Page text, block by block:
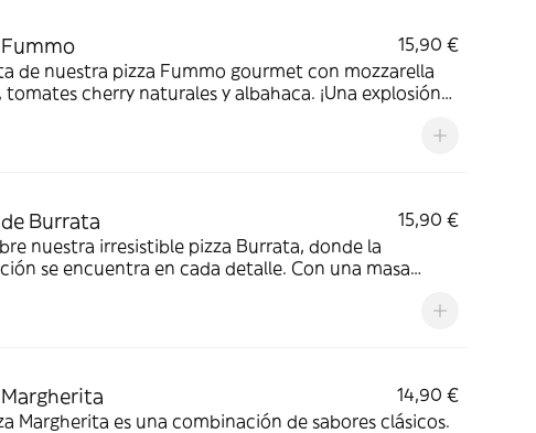
y salinidad equilibrada. Y para realzar aún más su
acompaña de nuestra salsa de tomate casera, con
y sabores auténticos. ¡Disfruta de esta pizza Fritta
15,90 €
de nuestra pizza Fummo gourmet con mozzarella
tomates cherry naturales y albahaca. ¡Una explosión
Burrata
15,90 €
nuestra irresistible pizza Burrata, donde la
se encuentra en cada detalle. Con una masa
14,90 €
Margherita es una combinación de sabores clásicos.